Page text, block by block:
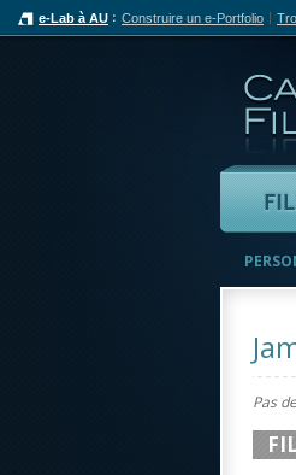
e-Lab à AU Construire un e-Portfolio
Pas